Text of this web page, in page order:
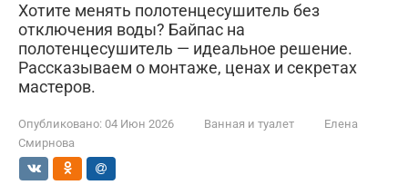
Хотите менять полотенцесушитель без
отключения воды? Байпас на
полотенцесушитель — идеальное решение.
Рассказываем о монтаже, ценах и секретах
мастеров.
Опубликовано: 04 Июн 2026 Ванная и туалет
Елена
Смирнова